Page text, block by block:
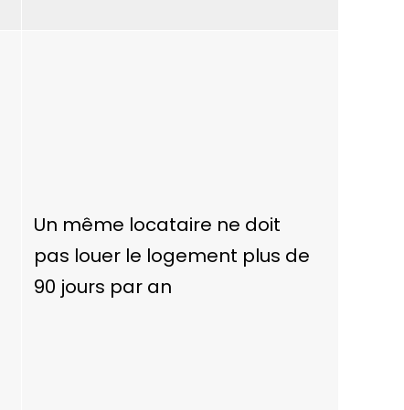
Un même locataire ne doit
pas louer le logement plus de
90 jours par an